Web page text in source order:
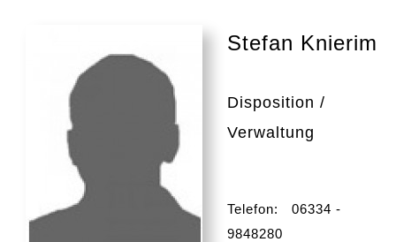
Stefan Knierim
Disposition /
Verwaltung
Telefon: 06334 -
9848280